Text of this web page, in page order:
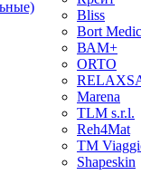
Bliss
Bort
ВАМ+
ORTO
Marena
TLM s.r.l.
Reh4Mat
TM
Shapeskin